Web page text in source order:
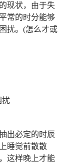
现状，由于失
常的时分能够
扰。(怎么才或
扰
出必定的时辰
睡觉前散散
这样晚上才能